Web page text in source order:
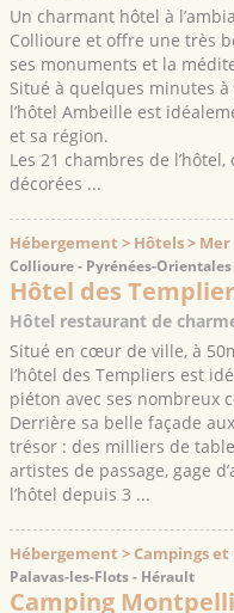
Un charmant hôtel à
Collioure et offre une très
ses monuments et la
Situé à quelques minutes
l’hôtel Ambeille est
et sa région.
Les 21 chambres de
décorées ...
Hébergement > Hôtels > Mer
Collioure - Pyrénées-Orientales
Hôtel des
Hôtel restaurant de
Situé en cœur de ville, à
l’hôtel des Templiers est
piéton avec ses nombreux
Derrière sa belle façade
trésor : des milliers de
artistes de passage, gage
l’hôtel depuis 3 ...
Hébergement > Campings
Palavas-les-Flots - Hérault
Camping